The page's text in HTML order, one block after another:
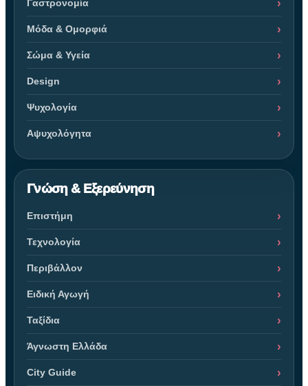
Γαστρονομία
Μόδα & Ομορφιά
Σώμα & Υγεία
Design
Ψυχολογία
Αψυχολόγητα
Γνώση & Εξερεύνηση
Επιστήμη
Τεχνολογία
Περιβάλλον
Ειδική Αγωγή
Ταξίδια
Άγνωστη Ελλάδα
City Guide